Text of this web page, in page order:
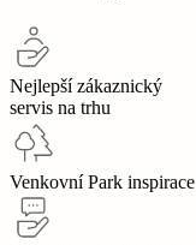
Nejlepší zákaznický
servis na trhu
Venkovní Park inspirace